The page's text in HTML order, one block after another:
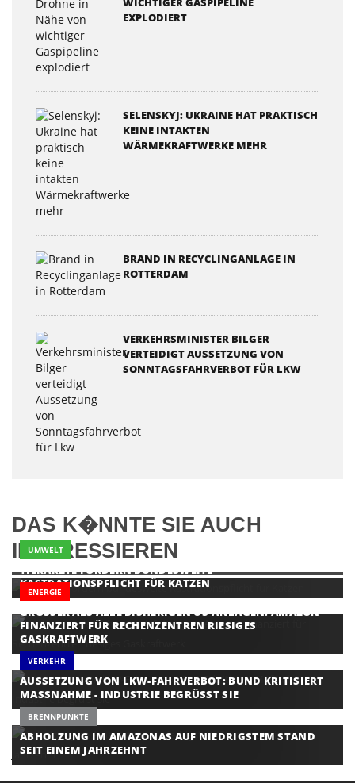
EXPLODIERT
SELENSKYJ: UKRAINE HAT PRAKTISCH
KEINE INTAKTEN
WÄRMEKRAFTWERKE MEHR
BRAND IN RECYCLINGANLAGE IN
ROTTERDAM
VERKEHRSMINISTER BILGER
VERTEIDIGT AUSSETZUNG VON
SONNTAGSFAHRVERBOT FÜR LKW
DAS K�NNTE SIE AUCH
INTERESSIEREN
UMWELT
TIERÄRZTE FORDERN BUNDESWEITE
KASTRATIONSPFLICHT FÜR KATZEN
ENERGIE
GRÖSSER ALS ALLE BISHERIGEN US-ANLAGEN: AMAZON F
INANZIERT FÜR RECHENZENTREN RIESIGES G
ASKRAFTWERK
VERKEHR
AUSSETZUNG VON LKW-FAHRVERBOT: BUND KRITISIERT
MASSNAHME - INDUSTRIE BEGRÜSST SIE
BRENNPUNKTE
ABHOLZUNG IM AMAZONAS AUF NIEDRIGSTEM STAND
SEIT EINEM JAHRZEHNT